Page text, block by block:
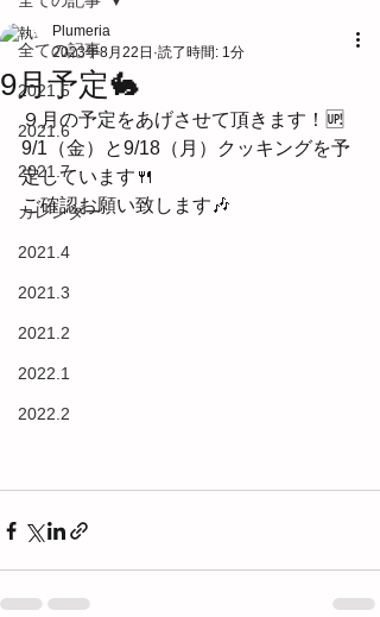
全ての記事
2021.5
2021.6
2021.7
カレンダー
2021.4
2021.3
2021.2
2022.1
2022.2
9月予定🐇
Plumeria
2023年8月22日 読了時間: 1分
９月の予定をあげさせて頂きます！🆙
9/1（金）と9/18（月）クッキングを予
定しています🍴
ご確認お願い致します🎶